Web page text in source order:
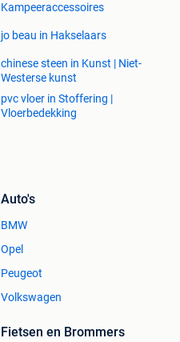
Kampeeraccessoires
jo beau in Hakselaars
chinese steen in Kunst | Niet-
Westerse kunst
pvc vloer in Stoffering |
Vloerbedekking
Auto's
BMW
Opel
Peugeot
Volkswagen
Fietsen en Brommers